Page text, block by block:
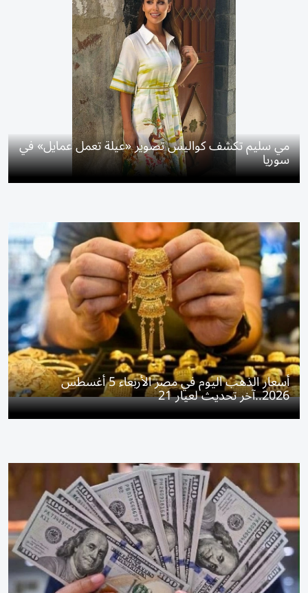
مي سليم تكشف كواليس تصوير «عيلة تعمل عمايل» في
سوريا
أسعار الذهب اليوم في مصر الأربعاء 5 أغسطس
2026..آخر تحديث لعيار 21